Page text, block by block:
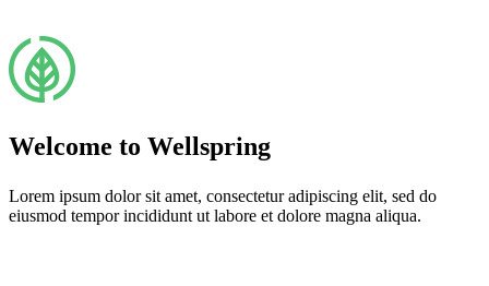
Welcome to Wellspring
Lorem ipsum dolor sit amet, consectetur adipiscing elit, sed do
eiusmod tempor incididunt ut labore et dolore magna aliqua.